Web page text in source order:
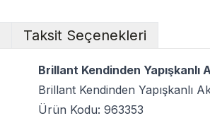
Taksit Seçenekleri
Brillant Kendinden
Brillant Kendinden Yapışkanlı
Ürün Kodu: 963353